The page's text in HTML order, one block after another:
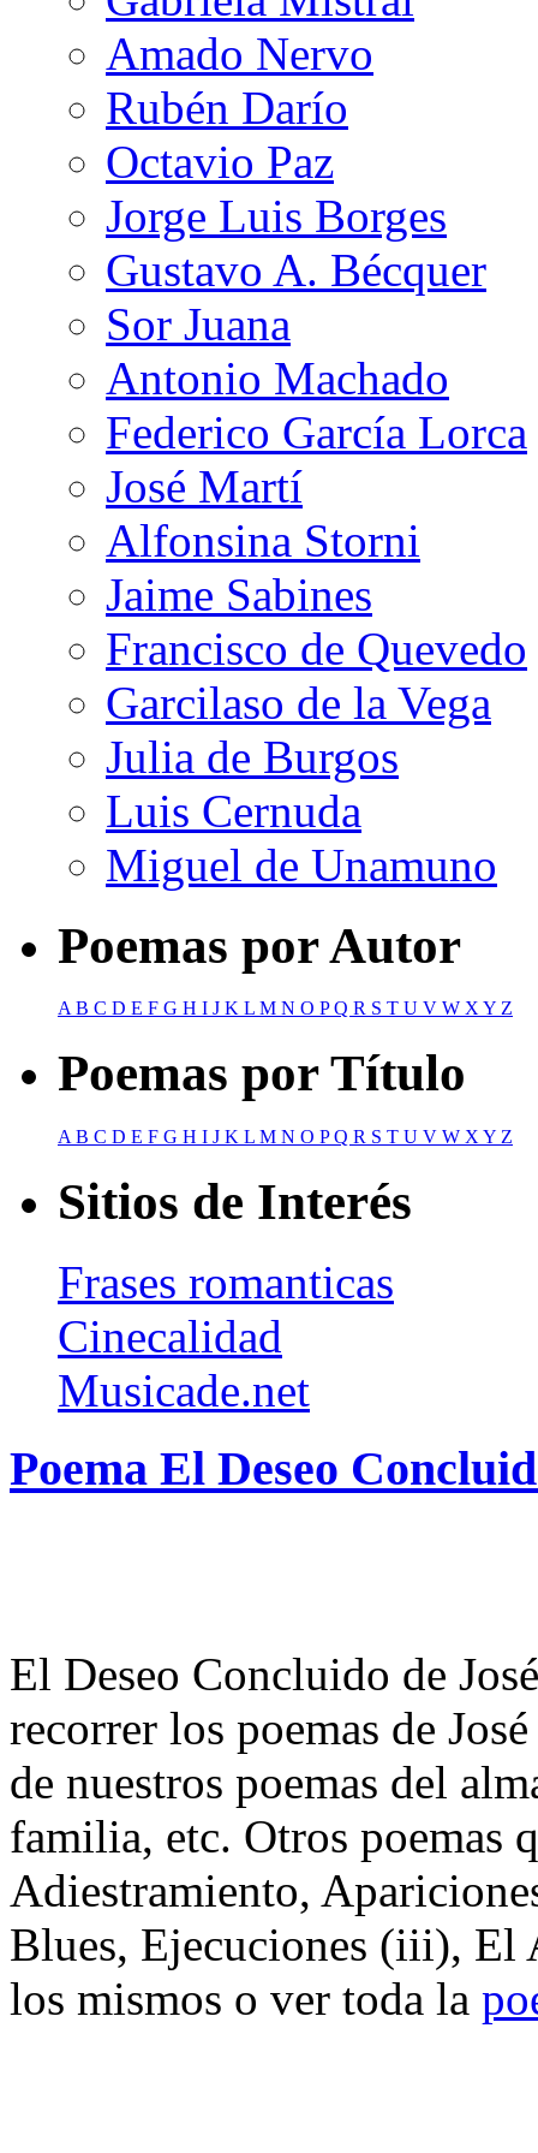
Amado Nervo
Rubén Darío
Octavio Paz
Jorge Luis Borges
Gustavo A. Bécquer
Sor Juana
Antonio Machado
Federico García Lorca
José Martí
Alfonsina Storni
Jaime Sabines
Francisco de Quevedo
Garcilaso de la Vega
Julia de Burgos
Luis Cernuda
Miguel de Unamuno
Poemas por Autor
AB C D E F G H I J K L M N O PQ R S T U V W XY Z
Poemas por Título
A B C D E F G H I J K L M N O PQ R S T U V W X Y Z
Sitios de Interés
Frases romanticas
Cinecalidad
Musicade.net
Poema El Deseo
El Deseo Concluido de
recorrer los poemas de
de nuestros poemas del
familia, etc. Otros poemas
Adiestramiento,
Blues, Ejecuciones (iii), El
los mismos o ver toda la